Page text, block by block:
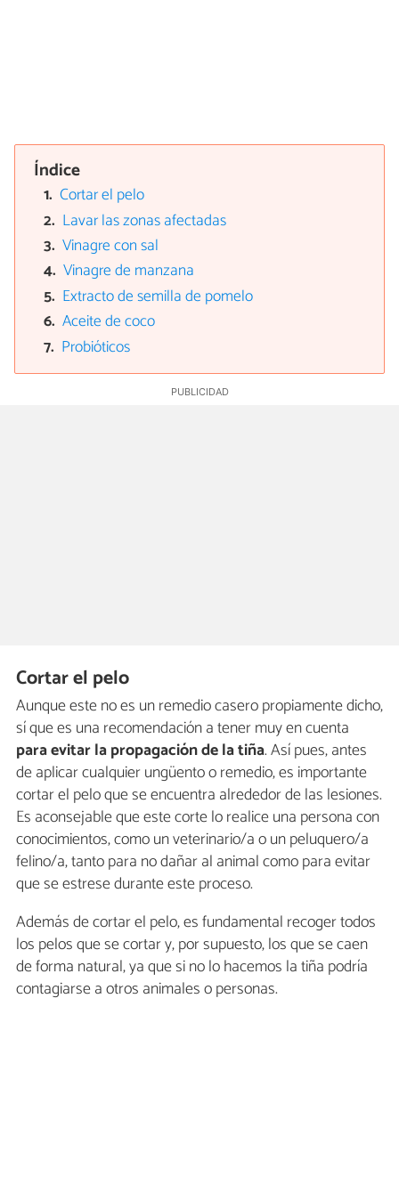
Índice
Cortar el pelo
Lavar las zonas afectadas
Vinagre con sal
Vinagre de manzana
Extracto de semilla de pomelo
Aceite de coco
Probióticos
Cortar el pelo
Aunque este no es un remedio casero propiamente dicho,
sí que es una recomendación a tener muy en cuenta
para evitar la propagación de la tiña. Así pues, antes
de aplicar cualquier ungüento o remedio, es importante
cortar el pelo que se encuentra alrededor de las lesiones.
Es aconsejable que este corte lo realice una persona con
conocimientos, como un veterinario/a o un peluquero/a
felino/a, tanto para no dañar al animal como para evitar
que se estrese durante este proceso.
Además de cortar el pelo, es fundamental recoger todos
los pelos que se cortar y, por supuesto, los que se caen
de forma natural, ya que si no lo hacemos la tiña podría
contagiarse a otros animales o personas.